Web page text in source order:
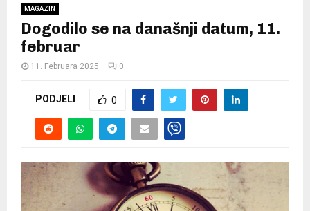
MAGAZIN
Dogodilo se na današnji datum, 11.
februar
11. Februara 2025. 0
PODJELI 0